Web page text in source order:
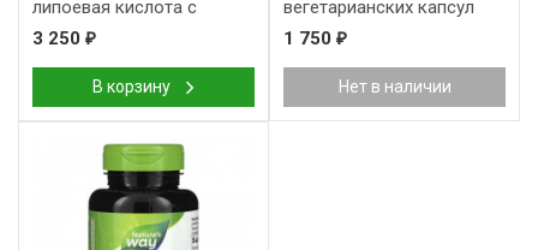
липоевая кислота с
биотином, 300 мг, 60
таблеток
3 250 ₽
В корзину
вегетарианских капсул
1 750 ₽
Нет в наличии